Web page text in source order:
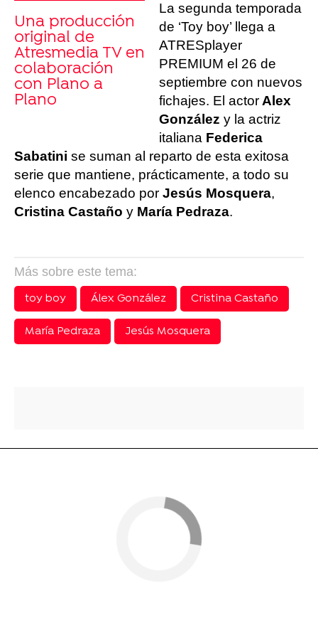
Una producción
original de
Atresmedia TV en
colaboración
con Plano a
Plano
La segunda temporada
de ‘Toy boy’ llega a
ATRESplayer
PREMIUM el 26 de
septiembre con nuevos
fichajes. El actor Alex
González y la actriz
italiana Federica
Sabatini se suman al reparto de esta exitosa
serie que mantiene, prácticamente, a todo su
elenco encabezado por Jesús Mosquera,
Cristina Castaño y María Pedraza.
Más sobre este tema:
toy boy
Álex González Cristina Castaño
María Pedraza Jesús Mosquera